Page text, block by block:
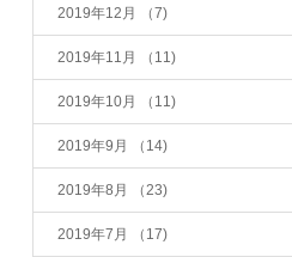
2019年12月 （7)
2019年11月 （11)
2019年10月 （11)
2019年9月 （14)
2019年8月 （23)
2019年7月 （17)